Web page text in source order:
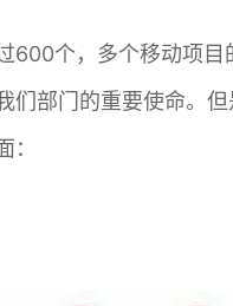
600个，多个移动项
们部门的重要使命。